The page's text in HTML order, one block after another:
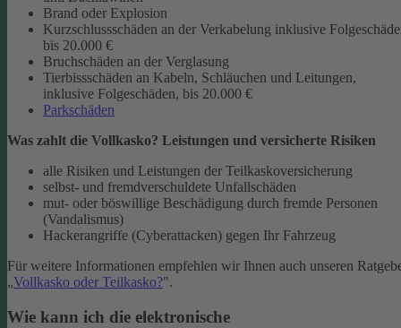
Brand oder Explosion
Kurzschlussschäden an der Verkabelung inklusive
bis 20.000 €
Bruchschäden an der Verglasung
Tierbissschäden an Kabeln, Schläuchen und Leitungen,
inklusive Folgeschäden, bis 20.000 €
Parkschäden
Was zahlt die Vollkasko? Leistungen und versicherte Risiken
alle Risiken und Leistungen der Teilkaskoversicherung
selbst- und fremdverschuldete Unfallschäden
mut- oder böswillige Beschädigung durch fremde Personen
(Vandalismus)
Hackerangriffe (Cyberattacken) gegen Ihr Fahrzeug
Für weitere Informationen empfehlen wir Ihnen auch unseren
„Vollkasko oder Teilkasko?".
Wie kann ich die elektronische